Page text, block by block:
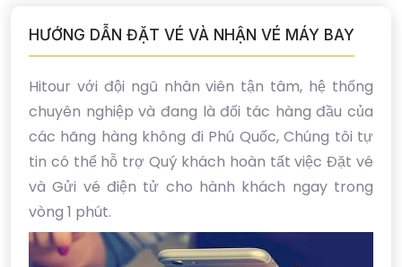
HƯỚNG DẪN ĐẶT VÉ VÀ NHẬN VÉ MÁY BAY
Hitour với đội ngũ nhân viên tận tâm, hệ thống
chuyên nghiệp và đang là đối tác hàng đầu của
các hãng hàng không đi Phú Quốc, Chúng tôi tự
tin có thể hỗ trợ Quý khách hoàn tất việc Đặt vé
và Gửi vé điện tử cho hành khách ngay trong
vòng 1 phút.